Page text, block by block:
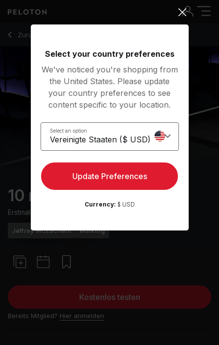
Zurück zu Walking-Kurse
Zurück
10 min Warm Up Walk
Erstmals ausgestrahlt am
Jeffrey McEachern Walking
Kostenlos testen
Bereits Mitglied? Hier anmelden
10 Min Warm Up Walk with Walking Intervals - Jeffrey
Select your country preferences
We've noticed you're shopping from
the United States. Please update
your country preferences to see
content specific to your location.
Select an option
Update Preferences
Currency: $ USD